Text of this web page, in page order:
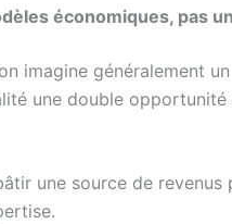
économiques, pas
imagine généralement
une double opportunité
une source de revenus